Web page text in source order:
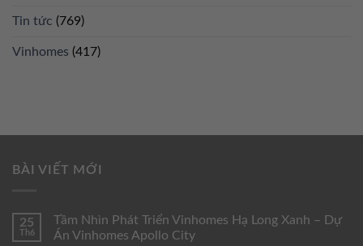
Tin tức (769)
Vinhomes (417)
BÀI VIẾT MỚI
25
Th6
Tầm Nhìn Phát Triển Vinhomes Hạ Long Xanh – Dự
Án Vinhomes Apollo City